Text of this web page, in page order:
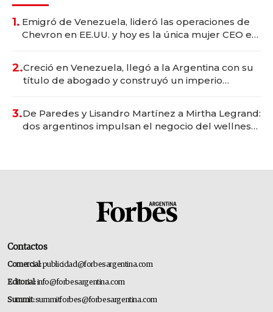
1. Emigró de Venezuela, lideró las operaciones de
Chevron en EE.UU. y hoy es la única mujer CEO en
2.Creció en Venezuela, llegó a la Argentina con su
título de abogado y construyó un imperio
3.De Paredes y Lisandro Martínez a Mirtha Legrand:
dos argentinos impulsan el negocio del wellness
Contactos
Comercial:publicidad@forbesargentina.com
Editorial:info@forbesargentina.com
Summit:summitforbes@forbesargentina.com